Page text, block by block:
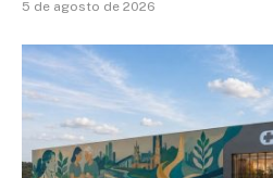
5 de agosto de 2026